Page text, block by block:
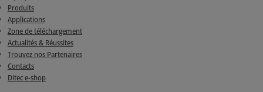
Produits
Applications
Zone de téléchargement
Actualités & Réussites
Trouvez nos Partenaires
Contacts
Ditec e-shop